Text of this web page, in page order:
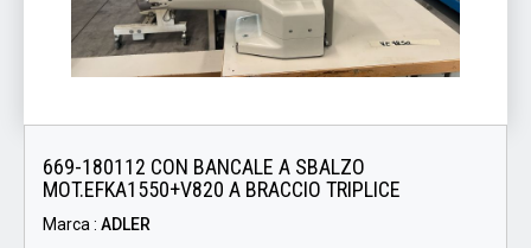
669-180112 CON BANCALE A SBALZO
MOT.EFKA1550+V820 A BRACCIO TRIPLICE
Marca : ADLER